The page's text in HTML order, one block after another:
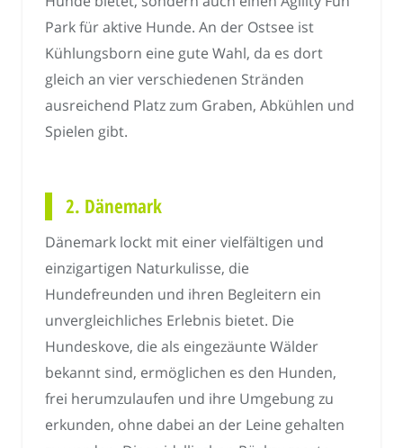
Park für aktive Hunde. An der Ostsee ist
Kühlungsborn eine gute Wahl, da es dort
gleich an vier verschiedenen Stränden
ausreichend Platz zum Graben, Abkühlen und
Spielen gibt.
2. Dänemark
Dänemark lockt mit einer vielfältigen und
einzigartigen Naturkulisse, die
Hundefreunden und ihren Begleitern ein
unvergleichliches Erlebnis bietet. Die
Hundeskove, die als eingezäunte Wälder
bekannt sind, ermöglichen es den Hunden,
frei herumzulaufen und ihre Umgebung zu
erkunden, ohne dabei an der Leine gehalten